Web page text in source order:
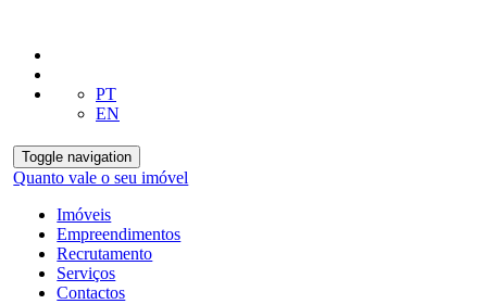
PT
EN
Toggle navigation
Quanto vale o seu imóvel
Imóveis
Empreendimentos
Recrutamento
Serviços
Contactos